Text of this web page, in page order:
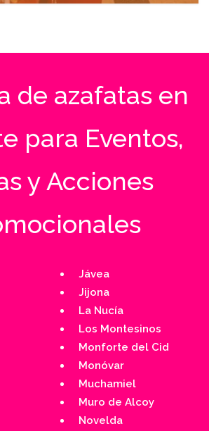
de azafatas en
para Eventos,
y Acciones
Jávea
Jijona
La Nucía
Los Montesinos
Monforte del Cid
Monóvar
Muchamiel
Muro de Alcoy
Novelda